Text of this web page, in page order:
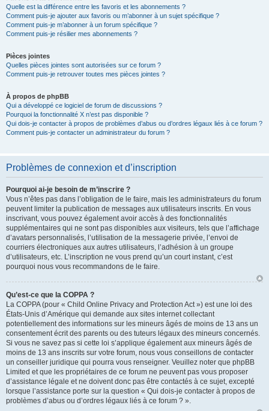
Quelle est la différence entre les favoris et les abonnements ?
Comment puis-je ajouter aux favoris ou m’abonner à un sujet spécifique ?
Comment puis-je m’abonner à un forum spécifique ?
Comment puis-je résilier mes abonnements ?
Pièces jointes
Quelles pièces jointes sont autorisées sur ce forum ?
Comment puis-je retrouver toutes mes pièces jointes ?
À propos de phpBB
Qui a développé ce logiciel de forum de discussions ?
Pourquoi la fonctionnalité X n’est pas disponible ?
Qui dois-je contacter à propos de problèmes d’abus ou d’ordres légaux liés à ce forum ?
Comment puis-je contacter un administrateur du forum ?
Problèmes de connexion et d’inscription
Pourquoi ai-je besoin de m’inscrire ?
Vous n’êtes pas dans l’obligation de le faire, mais les administrateurs du forum
peuvent limiter la publication de messages aux utilisateurs inscrits. En vous
inscrivant, vous pouvez également avoir accès à des fonctionnalités
supplémentaires qui ne sont pas disponibles aux visiteurs, tels que l’affichage
d’avatars personnalisés, l’utilisation de la messagerie privée, l’envoi de
courriers électroniques aux autres utilisateurs, l’adhésion à un groupe
d’utilisateurs, etc. L’inscription ne vous prend qu’un court instant, c’est
pourquoi nous vous recommandons de le faire.
Qu’est-ce que la COPPA ?
La COPPA (pour « Child Online Privacy and Protection Act ») est une loi des
États-Unis d’Amérique qui demande aux sites internet collectant
potentiellement des informations sur les mineurs âgés de moins de 13 ans un
consentement écrit des parents ou des tuteurs légaux des mineurs concernés.
Si vous ne savez pas si cette loi s’applique également aux mineurs âgés de
moins de 13 ans inscrits sur votre forum, nous vous conseillons de contacter
un conseiller juridique qui pourra vous renseigner. Veuillez noter que phpBB
Limited et que les propriétaires de ce forum ne peuvent pas vous proposer
d’assistance légale et ne doivent donc pas être contactés à ce sujet, excepté
lorsque l’assistance porte sur la question « Qui dois-je contacter à propos de
problèmes d’abus ou d’ordres légaux liés à ce forum ? ».